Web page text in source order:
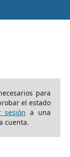
para
el estado
a una
cuenta.